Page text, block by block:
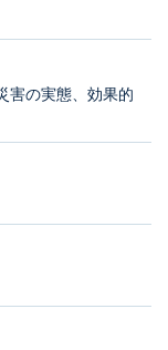
害の実態、効果的